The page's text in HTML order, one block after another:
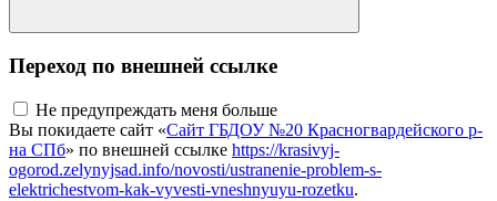
Переход по внешней ссылке
Не предупреждать меня больше
Вы покидаете сайт «Сайт ГБДОУ №20 Красногвардейского р-
на СПб» по внешней ссылке https://krasivyj-
ogorod.zelynyjsad.info/novosti/ustranenie-problem-s-
elektrichestvom-kak-vyvesti-vneshnyuyu-rozetku.